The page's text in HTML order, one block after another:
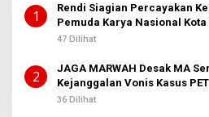
1
Rendi Siagian Percayakan
Pemuda Karya Nasional
Sembiring
47 Dilihat
2
JAGA MARWAH Desak MA
Kejanggalan Vonis Kasus PET
36 Dilihat